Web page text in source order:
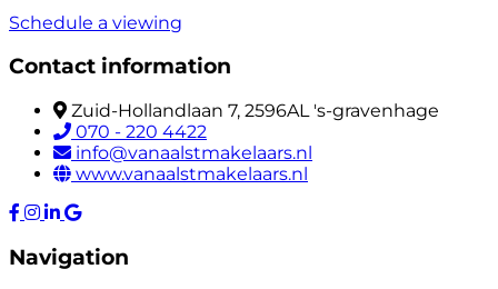
Schedule a viewing
Contact information
Zuid-Hollandlaan 7, 2596AL 's-gravenhage
070 - 220 4422
info@vanaalstmakelaars.nl
www.vanaalstmakelaars.nl
Navigation